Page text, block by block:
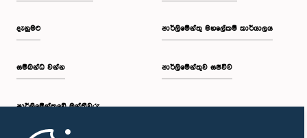
දැනුමට
සම්බන්ධ වන්න
පාර්ලි‌මේන්තුවේ මන්ත්‍රීවරු
පාර්ලිමේන්තු මහලේකම් කාර්යාලය
පාර්ලිමේන්තුව සජීවීව